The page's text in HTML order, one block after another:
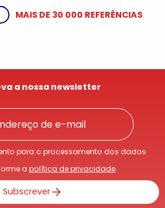
MAIS DE 30 000 REFERÊNCIAS
a nossa newsletter
para o processamento dos dados
a política de privacidade.
Subscrever